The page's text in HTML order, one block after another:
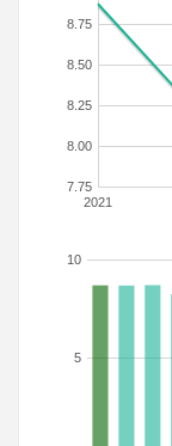
2021
7.75
8.00
8.25
8.50
8.75
5
10